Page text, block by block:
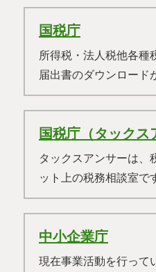
国税庁
所得税・法人税他各種
届出書のダウンロード
国税庁（タックス
タックスアンサーは、
ット上の税務相談室で
中小企業庁
現在事業活動を行って